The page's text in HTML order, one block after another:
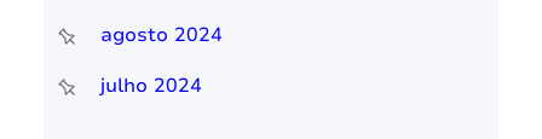
agosto 2024
julho 2024